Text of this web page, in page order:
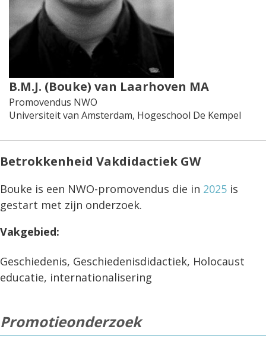
B.M.J. (Bouke) van Laarhoven MA
Promovendus NWO
Universiteit van Amsterdam, Hogeschool De Kempel
Betrokkenheid Vakdidactiek GW
Bouke is een NWO-promovendus die in 2025 is
gestart met zijn onderzoek.
Vakgebied:
Geschiedenis, Geschiedenisdidactiek, Holocaust
educatie, internationalisering
Promotieonderzoek